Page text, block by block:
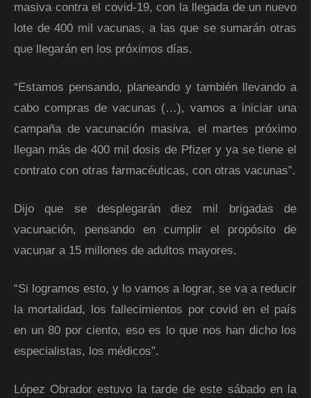
masiva contra el covid-19, con la llegada de un nuevo
lote de 400 mil vacunas, a las que se sumarán otras
que llegarán en los próximos días.
“Estamos pensando, planeando y también llevando a
cabo compras de vacunas (…), vamos a iniciar una
campaña de vacunación masiva, el martes próximo
llegan más de 400 mil dosis de Pfizer y ya se tiene el
contrato con otras farmacéuticas, con otras vacunas”.
Dijo que se desplegarán diez mil brigadas de
vacunación, pensando en cumplir el propósito de
vacunar a 15 millones de adultos mayores.
“Si logramos esto, y lo vamos a lograr, se va a reducir
la mortalidad, los fallecimientos por covid en el país
en un 80 por ciento, eso es lo que nos han dicho los
especialistas, los médicos”.
López Obrador estuvo la tarde de este sábado en la